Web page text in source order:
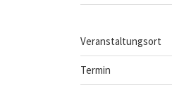
Veranstaltungsort
Termin